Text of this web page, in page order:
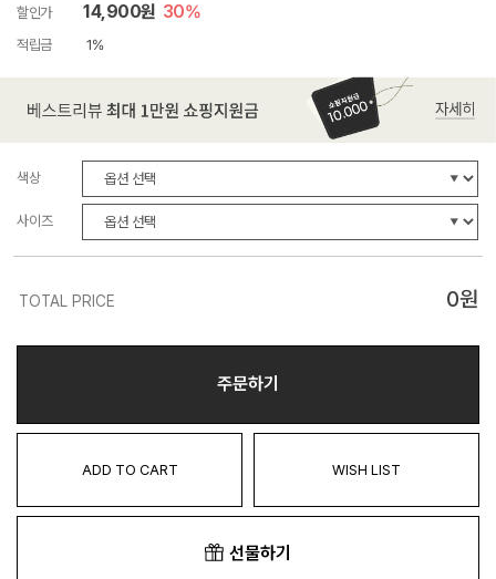
할인가
14,900원 30%
적립금 1%
색상
사이즈
TOTAL PRICE 0원
주문하기
ADD TO CART WISH LIST
선물하기